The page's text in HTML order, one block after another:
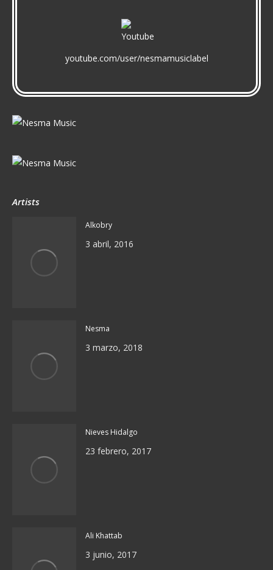
youtube.com/user/nesmamusiclabel
Artists
Alkobry
3 abril, 2016
Nesma
3 marzo, 2018
Nieves Hidalgo
23 febrero, 2017
Ali Khattab
3 junio, 2017